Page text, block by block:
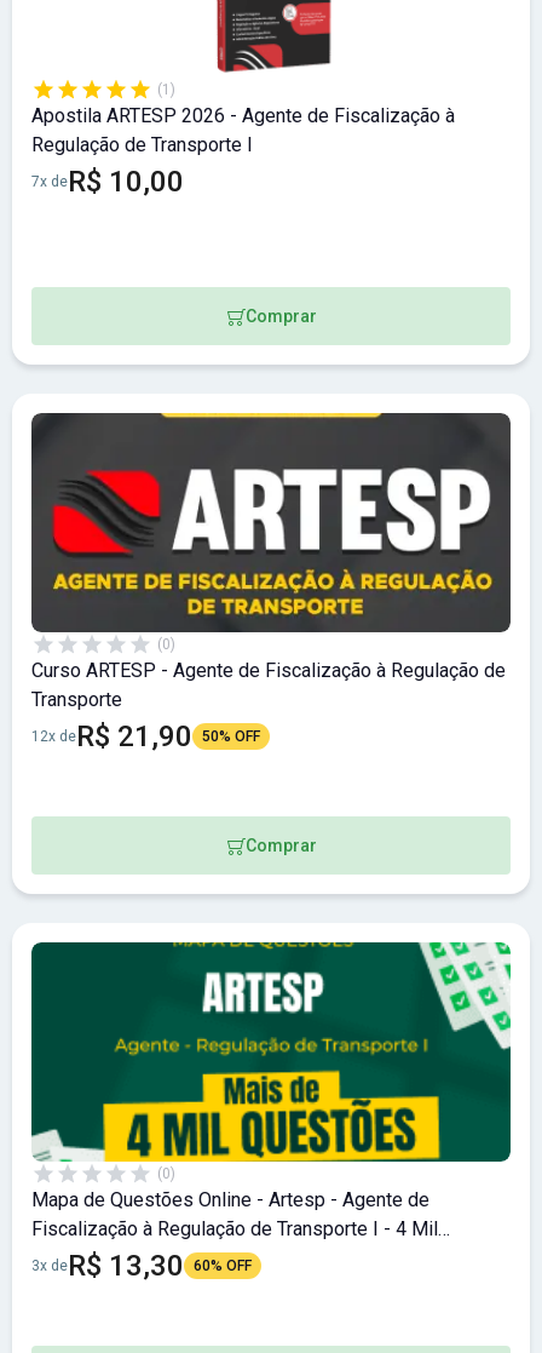
(1)
Apostila ARTESP 2026 - Agente de Fiscalização à
Regulação de Transporte I
7x deR$ 10,00
Comprar
(0)
Curso ARTESP - Agente de Fiscalização à Regulação de
Transporte
12x deR$ 21,90 50% OFF
Comprar
(0)
Mapa de Questões Online - Artesp - Agente de
Fiscalização à Regulação de Transporte I - 4 Mil
Questões
3x deR$ 13,30 60% OFF